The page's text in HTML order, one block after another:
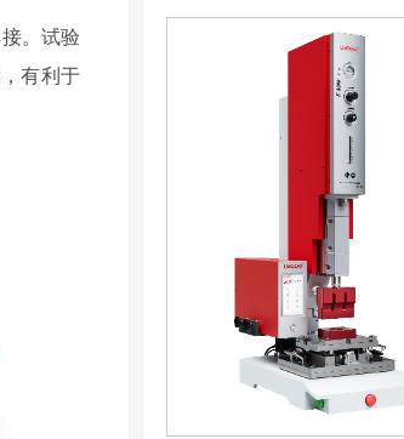
。试验
有利于